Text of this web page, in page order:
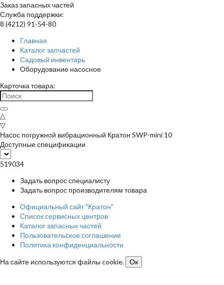
Заказ запасных частей
Служба поддержки:
8 (4212) 91-54-80
Главная
Каталог запчастей
Садовый инвентарь
Оборудование насосное
Карточка товара:
△
▽
Насос погружной вибрационный Кратон SWP-mini 10
Доступные спецификации
519034
Задать вопрос специалисту
Задать вопрос производителям товара
Официальный сайт "Кратон"
Список сервисных центров
Каталог запасных частей
Пользовательское соглашение
Политика конфиденциальности
На сайте используются файлы cookie.
Ок